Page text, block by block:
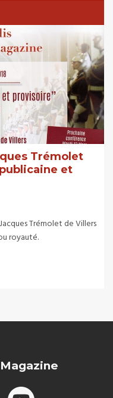
Trémolet
et
Trémolet de Villers
royauté.